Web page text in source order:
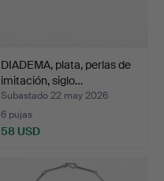
DIADEMA, plata, perlas de
imitación, siglo…
Subastado 22 may 2026
6 pujas
58 USD